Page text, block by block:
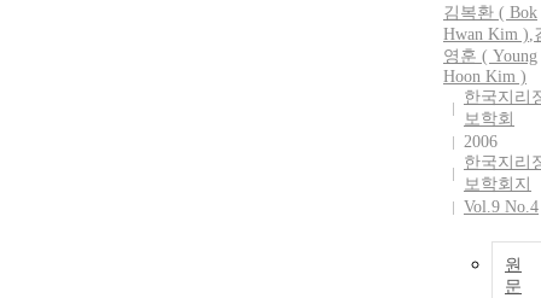
김복환 ( Bok
Hwan Kim ),
영훈 ( Young
Hoon Kim )
한국지리
보학회
2006
한국지리
보학회지
Vol.9 No.4
원
문